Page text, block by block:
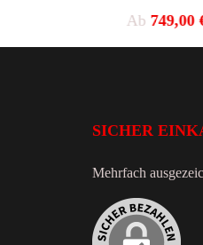
Ab 749,00
SICHER
Mehrfach